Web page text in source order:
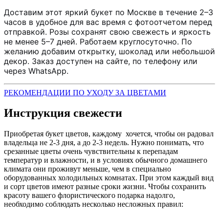
Доставим этот яркий букет по Москве в течение 2–3
часов в удобное для вас время с фотоотчетом перед
отправкой. Розы сохранят свою свежесть и яркость
не менее 5–7 дней. Работаем круглосуточно. По
желанию добавим открытку, шоколад или небольшой
декор. Заказ доступен на сайте, по телефону или
через WhatsApp.
РЕКОМЕНДАЦИИ ПО УХОДУ ЗА ЦВЕТАМИ
Инструкция свежести
Приобретая букет цветов, каждому хочется, чтобы он радовал
владельца не 2-3 дня, а до 2-3 недель. Нужно понимать, что
срезанные цветы очень чувствительны к перепадам
температур и влажности, и в условиях обычного домашнего
климата они проживут меньше, чем в специально
оборудованных холодильных комнатах. При этом каждый вид
и сорт цветов имеют разные сроки жизни. Чтобы сохранить
красоту вашего флористического подарка надолго,
необходимо соблюдать несколько несложных правил: